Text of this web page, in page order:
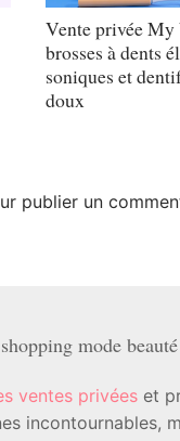
Vente privée My
brosses à dents
soniques et
doux
publier un
mode
ventes privées et
incontournables,